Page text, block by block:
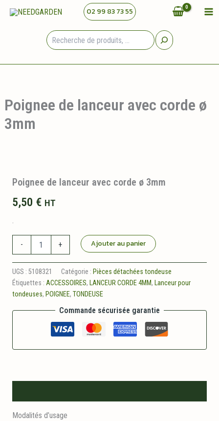
02 99 83 73 55
Poignee de lanceur avec corde ø
3mm
Poignee de lanceur avec corde ø 3mm
5,50 € HT
.
-
de
lanceur
avec
corde
+ Ajouter au panier
UGS : 5108321 Catégorie : Pièces détachées tondeuse
Étiquettes : ACCESSOIRES, LANCEUR CORDE 4MM, Lanceur pour
tondeuses, POIGNEE, TONDEUSE
Commande sécurisée garantie
Modalités d’usage